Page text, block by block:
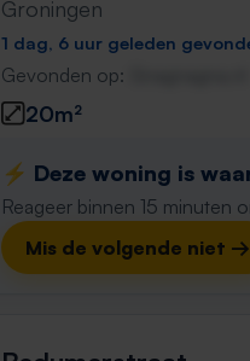
Groningen
1 dag, 6 uur geleden
Gevonden op:
20m²
⚡️ Deze woning is
Reageer binnen 15 minuten
Mis de volgende niet →